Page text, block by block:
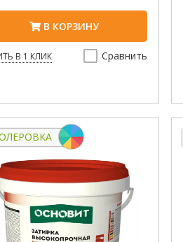
В КОРЗИНУ
В 1 КЛИК Сравнить